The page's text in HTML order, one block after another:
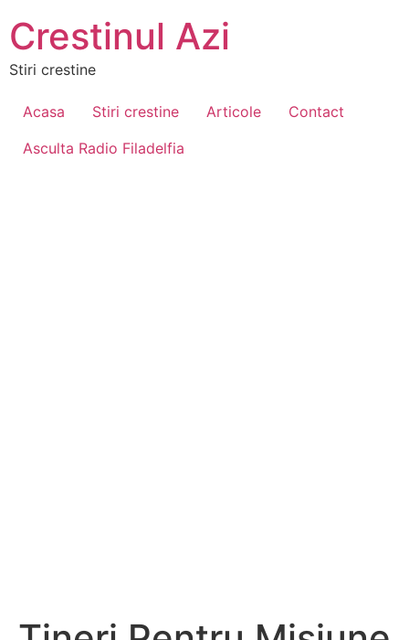
Crestinul Azi
Stiri crestine
Acasa Stiri crestine Articole
Contact
Asculta Radio Filadelfia